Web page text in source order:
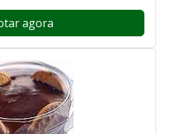
agora